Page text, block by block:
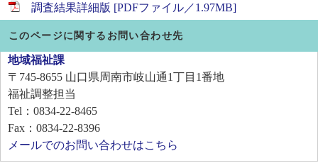
調査結果詳細版 [PDFファイル／1.97MB]
このページに関するお問い合わせ先
地域福祉課
〒745-8655 山口県周南市岐山通1丁目1番地
福祉調整担当
Tel：0834-22-8465
Fax：0834-22-8396
メールでのお問い合わせはこちら